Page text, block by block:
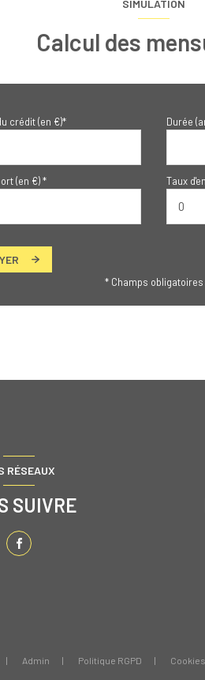
SIMULATION
Calcul des
crédit (en €)* Durée
(en €) * Taux
* Champs obligatoires
RÉSEAUX
SUIVRE
Admin Politique RGPD Cookies